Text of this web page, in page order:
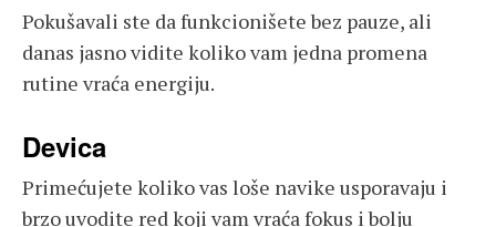
Pokušavali ste da funkcionišete bez pauze, ali
danas jasno vidite koliko vam jedna promena
rutine vraća energiju.
Devica
Primećujete koliko vas loše navike usporavaju i
brzo uvodite red koji vam vraća fokus i bolju